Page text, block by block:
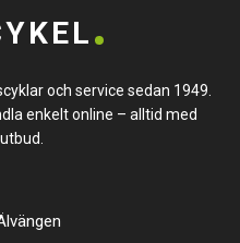
och service sedan 1949.
enkelt online – alltid med